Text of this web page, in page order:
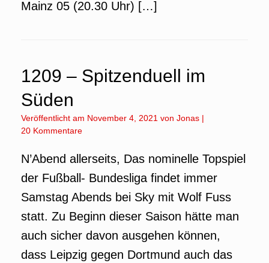
Mainz 05 (20.30 Uhr) […]
1209 – Spitzenduell im
Süden
Veröffentlicht am November 4, 2021 von Jonas |
20 Kommentare
N’Abend allerseits, Das nominelle Topspiel
der Fußball- Bundesliga findet immer
Samstag Abends bei Sky mit Wolf Fuss
statt. Zu Beginn dieser Saison hätte man
auch sicher davon ausgehen können,
dass Leipzig gegen Dortmund auch das